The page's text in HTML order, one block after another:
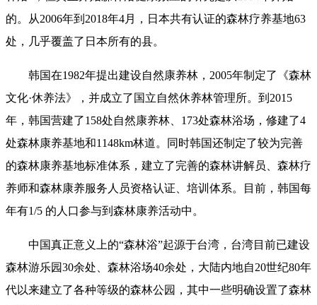
的。从2006年到2018年4月，日本共有认证的森林疗养基地63
处，几乎覆盖了日本所有的县。
韩国在1982年提出建设自然康养林，2005年制定了《森林
文化·休养法》，并成立了国立自然休养林管理所。到2015
年，韩国营建了158处自然康养林、173处森林浴场，修建了4
处森林康养基地和1148km林道。同时韩国还制定了较为完善
的森林康养基地标准体系，建立了完善的森林讲解员、森林疗
养师和森林康养服务人员资格认证、培训体系。目前，韩国每
年有1/5 的人口参与到森林康养活动中。
中国真正意义上的“森林浴”起源于台湾，台湾目前已建设
森林游乐园30余处、森林浴场40余处，大陆内地自20世纪80年
代以来建立了各种等级的森林公园，其中一些明确设置了森林